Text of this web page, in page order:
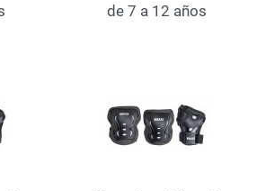
de 7 a 12 años
Quick View